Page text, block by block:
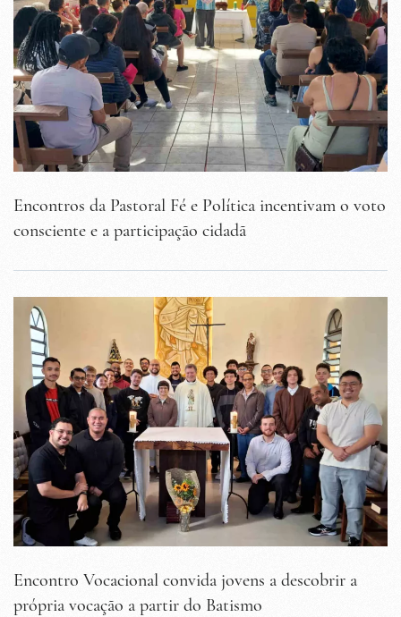
Encontros da Pastoral Fé e Política incentivam o voto
consciente e a participação cidadã
Encontro Vocacional convida jovens a descobrir a
própria vocação a partir do Batismo